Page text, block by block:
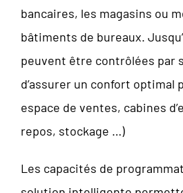
bancaires, les magasins ou
bâtiments de bureaux.
peuvent être contrôlées par
d’assurer un confort optimal
espace de ventes, cabines
repos, stockage …)
Les capacités de